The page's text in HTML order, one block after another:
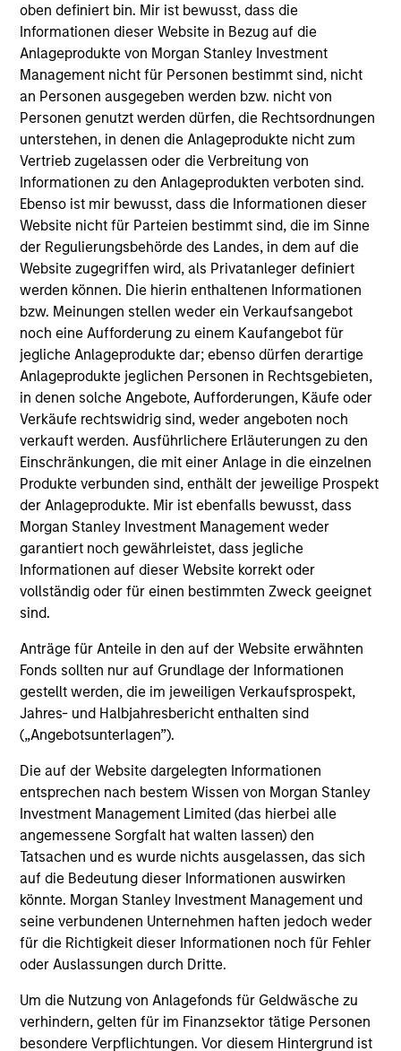
oben definiert bin. Mir ist bewusst, dass die
Informationen dieser Website in Bezug auf die
Anlageprodukte von Morgan Stanley Investment
Management nicht für Personen bestimmt sind, nicht
an Personen ausgegeben werden bzw. nicht von
Personen genutzt werden dürfen, die Rechtsordnungen
unterstehen, in denen die Anlageprodukte nicht zum
Vertrieb zugelassen oder die Verbreitung von
Informationen zu den Anlageprodukten verboten sind.
Ebenso ist mir bewusst, dass die Informationen dieser
Website nicht für Parteien bestimmt sind, die im Sinne
der Regulierungsbehörde des Landes, in dem auf die
Website zugegriffen wird, als Privatanleger definiert
werden können. Die hierin enthaltenen Informationen
bzw. Meinungen stellen weder ein Verkaufsangebot
noch eine Aufforderung zu einem Kaufangebot für
jegliche Anlageprodukte dar; ebenso dürfen derartige
Anlageprodukte jeglichen Personen in Rechtsgebieten,
in denen solche Angebote, Aufforderungen, Käufe oder
Verkäufe rechtswidrig sind, weder angeboten noch
verkauft werden. Ausführlichere Erläuterungen zu den
Einschränkungen, die mit einer Anlage in die einzelnen
Produkte verbunden sind, enthält der jeweilige Prospekt
der Anlageprodukte. Mir ist ebenfalls bewusst, dass
Morgan Stanley Investment Management weder
garantiert noch gewährleistet, dass jegliche
Informationen auf dieser Website korrekt oder
vollständig oder für einen bestimmten Zweck geeignet
sind.
Anträge für Anteile in den auf der Website erwähnten
Fonds sollten nur auf Grundlage der Informationen
gestellt werden, die im jeweiligen Verkaufsprospekt,
Jahres- und Halbjahresbericht enthalten sind
(„Angebotsunterlagen”).
Die auf der Website dargelegten Informationen
entsprechen nach bestem Wissen von Morgan Stanley
Investment Management Limited (das hierbei alle
angemessene Sorgfalt hat walten lassen) den
Tatsachen und es wurde nichts ausgelassen, das sich
auf die Bedeutung dieser Informationen auswirken
könnte. Morgan Stanley Investment Management und
seine verbundenen Unternehmen haften jedoch weder
für die Richtigkeit dieser Informationen noch für Fehler
oder Auslassungen durch Dritte.
Um die Nutzung von Anlagefonds für Geldwäsche zu
verhindern, gelten für im Finanzsektor tätige Personen
besondere Verpflichtungen. Vor diesem Hintergrund ist
Matt Gahr
Managing Director
Portfolio
Senior Loan
Multifamily - UK
Senior Loan
Multifamily - Ireland
Senior Loan
Logistics & Industrials - France
Senior Loan
PBSA - Spain
Senior Loan
Hotels - UK
Senior Loan
Logistics & Industrials - Germany
and Netherlands
Senior Loan
Data Center - Nordics